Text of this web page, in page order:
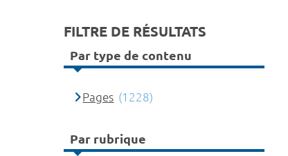
FILTRE DE RÉSULTATS
Par type de contenu
Pages (1228)
Par rubrique